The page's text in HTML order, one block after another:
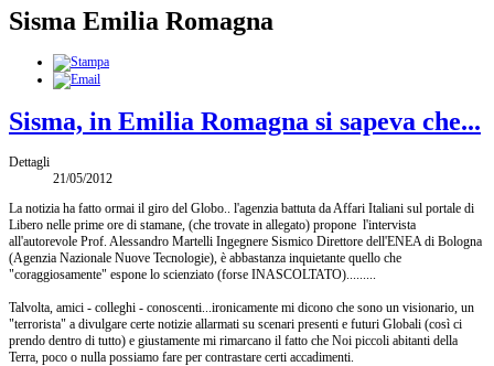
Sisma Emilia Romagna
Sisma, in Emilia Romagna si sapeva che...
Dettagli
21/05/2012
La notizia ha fatto ormai il giro del Globo.. l'agenzia battuta da Affari Italiani sul portale di
Libero nelle prime ore di stamane, (che trovate in allegato) propone l'intervista
all'autorevole Prof. Alessandro Martelli Ingegnere Sismico Direttore dell'ENEA di Bologna
(Agenzia Nazionale Nuove Tecnologie), è abbastanza inquietante quello che
"coraggiosamente" espone lo scienziato (forse INASCOLTATO).........
Talvolta, amici - colleghi - conoscenti...ironicamente mi dicono che sono un visionario, un
"terrorista" a divulgare certe notizie allarmati su scenari presenti e futuri Globali (così ci
prendo dentro di tutto) e giustamente mi rimarcano il fatto che Noi piccoli abitanti della
Terra, poco o nulla possiamo fare per contrastare certi accadimenti.